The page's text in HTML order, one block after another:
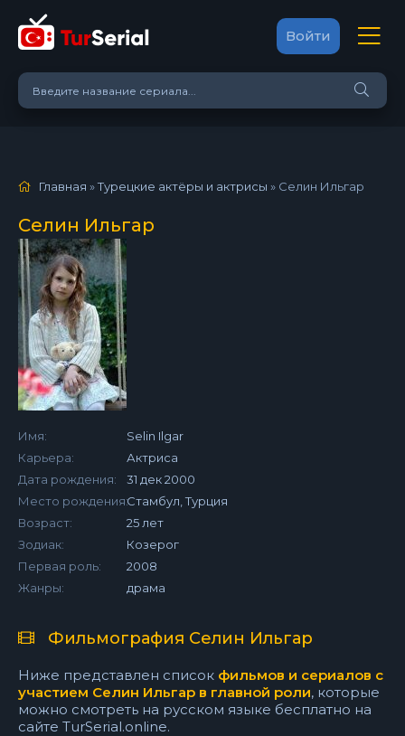
Войти
Главная »Турецкие актёры и актрисы » Селин Ильгар
Селин Ильгар
Имя:
Selin Ilgar
Карьера:
Актриса
Дата рождения:
31 дек 2000
Место рождения:Стамбул, Турция
Возраст:
25 лет
Зодиак:
Козерог
Первая роль:
2008
Жанры:
драма
Фильмография Селин Ильгар
Ниже представлен список фильмов и сериалов с
участием Селин Ильгар в главной роли, которые
можно смотреть на русском языке бесплатно на
сайте TurSerial.online.